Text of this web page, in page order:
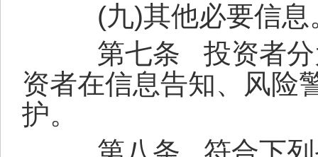
(九)其他必要信息
第七条
投资者
资者在信息告知、风险
护。